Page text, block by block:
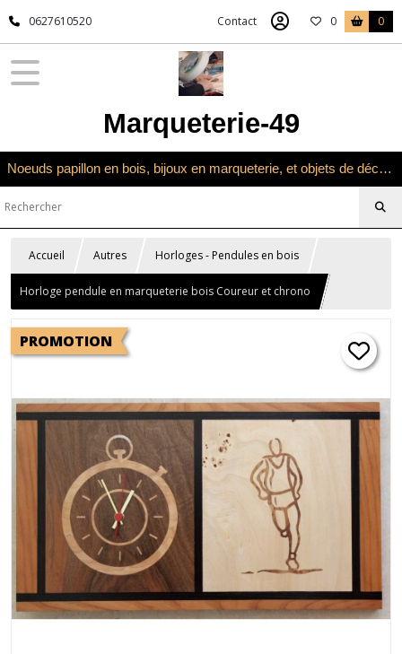
0627610520 Contact 0 0
Marqueterie-49
Noeuds papillon en bois, bijoux en marqueterie, et objets de décoration en marqueterie bois
Accueil Autres Horloges - Pendules en bois
Horloge pendule en marqueterie bois Coureur et chrono
PROMOTION